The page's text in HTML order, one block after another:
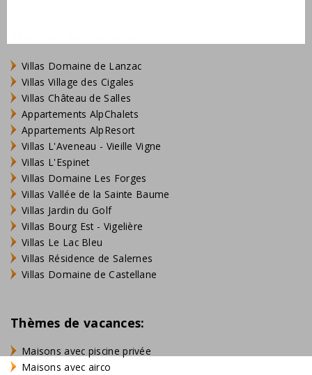
Villas Domaine de Lanzac
Villas Village des Cigales
Villas Château de Salles
Appartements AlpChalets
Appartements AlpResort
Villas L'Aveneau - Vieille Vigne
Villas L'Espinet
Villas Domaine Les Forges
Villas Vallée de la Sainte Baume
Villas Jardin du Golf
Villas Bourg Est - Vigelière
Villas Le Lac Bleu
Villas Résidence de Salernes
Villas Domaine de Castellane
Thèmes de vacances:
Maisons avec piscine privée
Maisons avec airco